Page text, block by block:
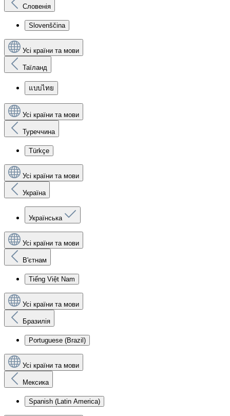
Словенія
Slovenščina
Усі країни та мови
Таїланд
แบบไทย
Усі країни та мови
Туреччина
Türkçe
Усі країни та мови
Україна
Українська
Усі країни та мови
В'єтнам
Tiếng Việt Nam
Усі країни та мови
Бразилія
Portuguese (Brazil)
Усі країни та мови
Мексика
Spanish (Latin America)